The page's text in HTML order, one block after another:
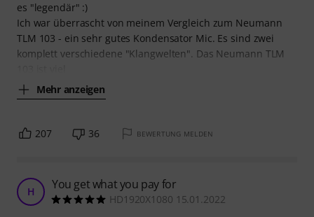
es "legendär" :)
Ich war überrascht von meinem Vergleich zum Neumann
TLM 103 - ein sehr gutes Kondensator Mic. Es sind zwei
komplett verschiedene "Klangwelten". Das Neumann TLM
Mehr anzeigen
207 36 BEWERTUNG MELDEN
H You get what you pay for
HD1920X1080 15.01.2022